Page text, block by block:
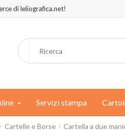
di leliografica.net!
Servizi stampa
Cartelle e Borse Cartella a due